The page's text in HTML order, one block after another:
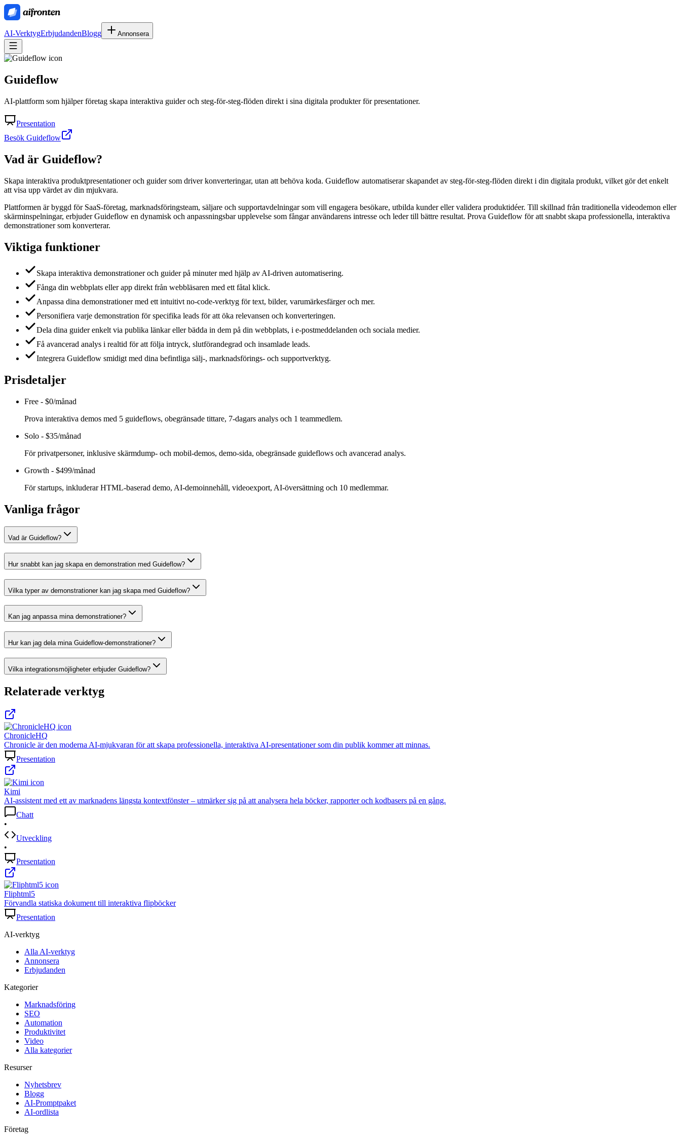
AI-VerktygErbjudandenBlogg Annonsera
Guideflow
AI-plattform som hjälper företag skapa interaktiva guider och steg-för-steg-flöden direkt i sina digitala produkter för presentationer.
Presentation
Besök Guideflow
Vad är Guideflow?
Skapa interaktiva produktpresentationer och guider som driver konverteringar, utan att behöva koda. Guideflow automatiserar skapandet av steg-för-steg-flöden direkt i din digitala produkt, vilket gör det enkelt
att visa upp värdet av din mjukvara.
Plattformen är byggd för SaaS-företag, marknadsföringsteam, säljare och supportavdelningar som vill engagera besökare, utbilda kunder eller validera produktidéer. Till skillnad från traditionella videodemon eller
skärminspelningar, erbjuder Guideflow en dynamisk och anpassningsbar upplevelse som fångar användarens intresse och leder till bättre resultat. Prova Guideflow för att snabbt skapa professionella, interaktiva
demonstrationer som konverterar.
Viktiga funktioner
Skapa interaktiva demonstrationer och guider på minuter med hjälp av AI-driven automatisering.
Fånga din webbplats eller app direkt från webbläsaren med ett fåtal klick.
Anpassa dina demonstrationer med ett intuitivt no-code-verktyg för text, bilder, varumärkesfärger och mer.
Personifiera varje demonstration för specifika leads för att öka relevansen och konverteringen.
Dela dina guider enkelt via publika länkar eller bädda in dem på din webbplats, i e-postmeddelanden och sociala medier.
Få avancerad analys i realtid för att följa intryck, slutförandegrad och insamlade leads.
Integrera Guideflow smidigt med dina befintliga sälj-, marknadsförings- och supportverktyg.
Prisdetaljer
Free - $0/månad
Prova interaktiva demos med 5 guideflows, obegränsade tittare, 7-dagars analys och 1 teammedlem.
Solo - $35/månad
För privatpersoner, inklusive skärmdump- och mobil-demos, demo-sida, obegränsade guideflows och avancerad analys.
Growth - $499/månad
För startups, inkluderar HTML-baserad demo, AI-demoinnehåll, videoexport, AI-översättning och 10 medlemmar.
Vanliga frågor
Vad är Guideflow?
Hur snabbt kan jag skapa en demonstration med Guideflow?
Vilka typer av demonstrationer kan jag skapa med Guideflow?
Kan jag anpassa mina demonstrationer?
Hur kan jag dela mina Guideflow-demonstrationer?
Vilka integrationsmöjligheter erbjuder Guideflow?
Relaterade verktyg
ChronicleHQ
Chronicle är den moderna AI-mjukvaran för att skapa professionella, interaktiva AI-presentationer som din publik kommer att minnas.
Presentation
Kimi
AI-assistent med ett av marknadens längsta kontextfönster – utmärker sig på att analysera hela böcker, rapporter och kodbasers på en gång.
Chatt
•
Utveckling
•
Presentation
Fliphtml5
Förvandla statiska dokument till interaktiva flipböcker
Presentation
AI-verktyg
Alla AI-verktyg
Annonsera
Erbjudanden
Kategorier
Marknadsföring
SEO
Automation
Produktivitet
Video
Alla kategorier
Resurser
Nyhetsbrev
Blogg
AI-Promptpaket
AI-ordlista
Företag